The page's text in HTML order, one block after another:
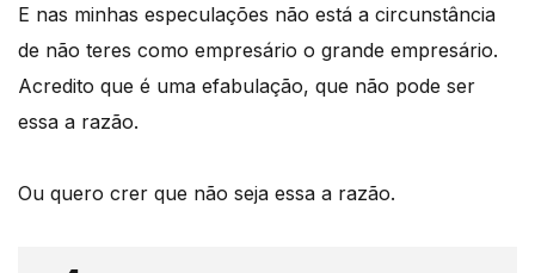
E nas minhas especulações não está a circunstância
de não teres como empresário o grande empresário.
Acredito que é uma efabulação, que não pode ser
essa a razão.
Ou quero crer que não seja essa a razão.